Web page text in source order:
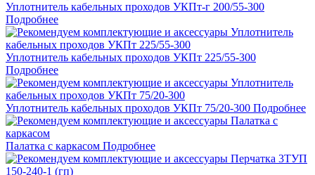
Уплотнитель кабельных проходов УКПт-г 200/55-300
Подробнее
Уплотнитель кабельных проходов УКПт 225/55-300
Подробнее
Уплотнитель кабельных проходов УКПт 75/20-300 Подробнее
Палатка с каркасом Подробнее